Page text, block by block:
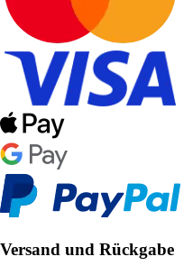
Versand und Rückgabe